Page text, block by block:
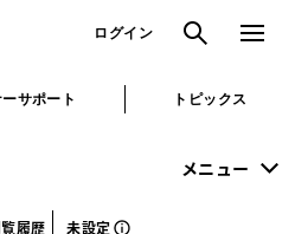
ログイン 検索 メニュ
サポート トピックス
メニュー
履歴 未設定